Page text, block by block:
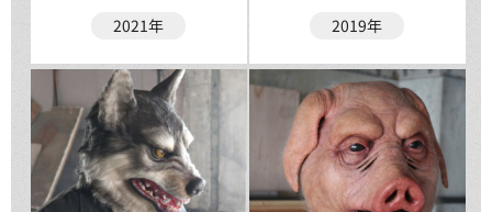
2021年 2019年